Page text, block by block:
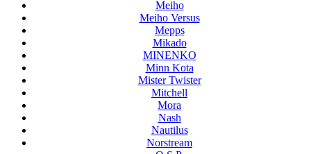
Meiho
Meiho Versus
Mepps
Mikado
MINENKO
Minn Kota
Mister Twister
Mitchell
Mora
Nash
Nautilus
Norstream